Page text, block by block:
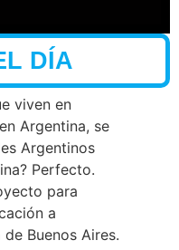
DÍA
viven en
Argentina, se
Argentinos
Perfecto.
para
a
Buenos Aires.